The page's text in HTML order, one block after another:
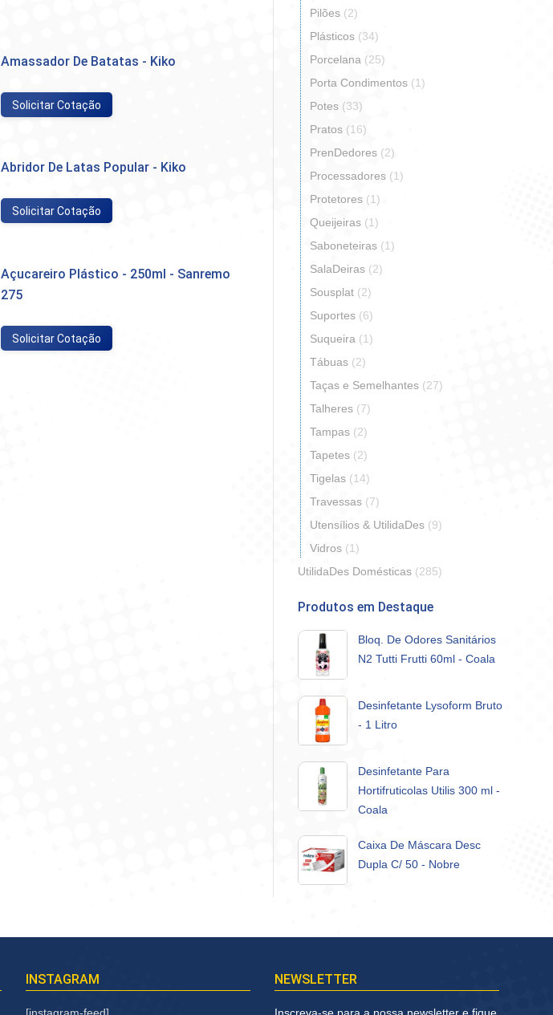
Amassador De Batatas - Kiko
Solicitar Cotação
Abridor De Latas Popular - Kiko
Solicitar Cotação
Açucareiro Plástico - 250ml - Sanremo
275
Solicitar Cotação
Pilões (2)
Plásticos (34)
Porcelana (25)
Porta Condimentos (1)
Potes (33)
Pratos (16)
PrenDedores (2)
Processadores (1)
Protetores (1)
Queijeiras (1)
Saboneteiras (1)
SalaDeiras (2)
Sousplat (2)
Suportes (6)
Suqueira (1)
Tábuas (2)
Taças e Semelhantes (27)
Talheres (7)
Tampas (2)
Tapetes (2)
Tigelas (14)
Travessas (7)
Utensílios & UtilidaDes (9)
Vidros (1)
UtilidaDes Domésticas (285)
Produtos em Destaque
Bloq. De Odores Sanitários
N2 Tutti Frutti 60ml - Coala
Desinfetante Lysoform Bruto
- 1 Litro
Desinfetante Para
Hortifruticolas Utilis 300 ml -
Coala
Caixa De Máscara Desc
Dupla C/ 50 - Nobre
INSTAGRAM NEWSLETTER